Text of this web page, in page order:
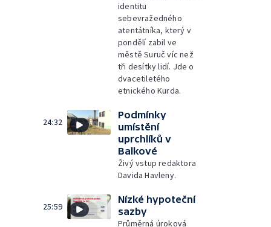
identitu
sebevražedného
atentátníka, který v
pondělí zabil ve
městě Suruč víc než
tři desítky lidí. Jde o
dvacetiletého
etnického Kurda.
24:32
Podmínky
umístění
uprchlíků v
Balkové
Živý vstup redaktora
Davida Havleny.
25:59
Nízké hypoteční
sazby
Průměrná úroková